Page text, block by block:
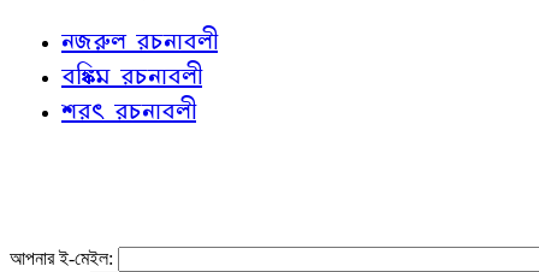
নজরুল রচনাবলী
বঙ্কিম রচনাবলী
শরৎ রচনাবলী
আপনার ই-মেইল: